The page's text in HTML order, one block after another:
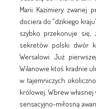
Marii Kazimiery zwanej
dociera do "dzikiego
szybko przekonuje
sekretów polski dwór
Wersalowi. Już
Wilanowie ktoś kradnie
w tajemniczych
królowej. Wbrew własnej
sensacyjno-miłosną